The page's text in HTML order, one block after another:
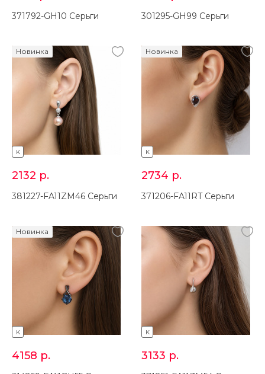
371792-GH10 Серьги 301295-GH99 Серьги
K
Новинка
2132 р.
381227-FA11ZM46 Серьги
K
Новинка
2734 р.
371206-FA11RT Серьги
K
Новинка
4158 р.
K
3133 р.